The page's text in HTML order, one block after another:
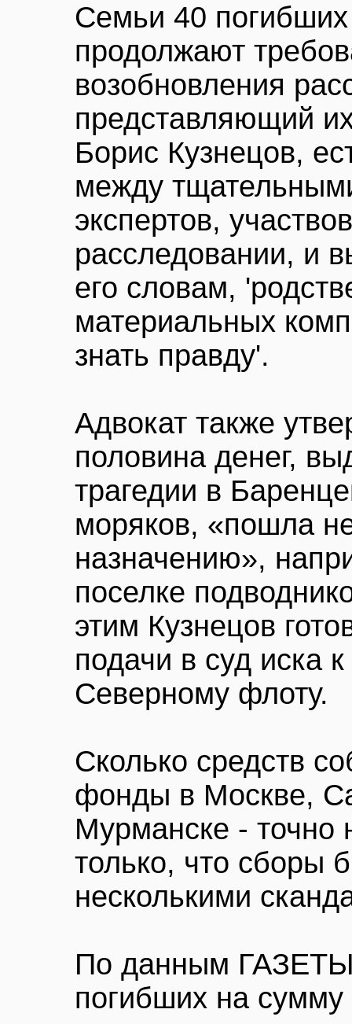
Семьи 40
продолжают
возобновления
представляющий
Борис Кузнецов,
между
экспертов,
расследовании, и
его словам,
материальных
знать правду'.
Адвокат также
половина денег,
трагедии в
моряков, «пошла
назначению»,
поселке
этим Кузнецов
подачи в суд иска
Северному флоту.
Сколько средств
фонды в Москве,
Мурманске - точно
только, что сборы
несколькими
По данным
погибших на